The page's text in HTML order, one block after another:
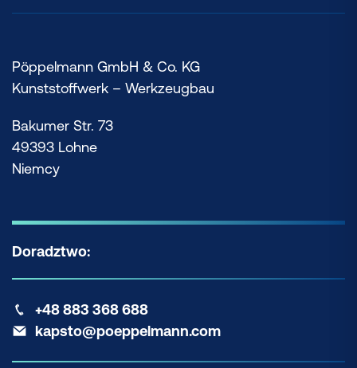
Pöppelmann GmbH & Co. KG
Kunststoffwerk – Werkzeugbau
Bakumer Str. 73
49393 Lohne
Niemcy
Doradztwo:
+48 883 368 688
kapsto@poeppelmann.com